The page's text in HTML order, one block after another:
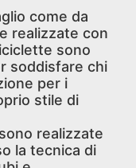
come da
realizzate con
sono
soddisfare chi
per i
stile di
realizzate
la tecnica di